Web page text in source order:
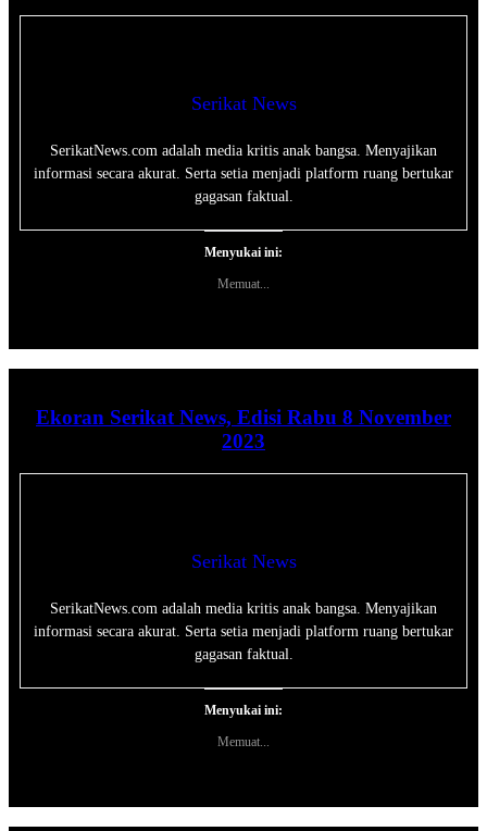
Serikat News
SerikatNews.com adalah media kritis anak bangsa. Menyajikan
informasi secara akurat. Serta setia menjadi platform ruang bertukar
gagasan faktual.
Menyukai ini:
Memuat...
Ekoran Serikat News, Edisi Rabu 8 November
2023
Serikat News
SerikatNews.com adalah media kritis anak bangsa. Menyajikan
informasi secara akurat. Serta setia menjadi platform ruang bertukar
gagasan faktual.
Menyukai ini:
Memuat...